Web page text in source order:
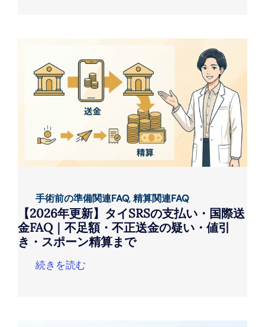
手術前の準備関連FAQ,精算関連FAQ
【2026年更新】タイSRSの支払い・国際送
金FAQ｜不足額・不正送金の疑い・値引
き・スポーン精算まで
続きを読む